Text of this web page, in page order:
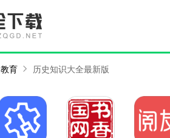
教育 历史知识大全最新版